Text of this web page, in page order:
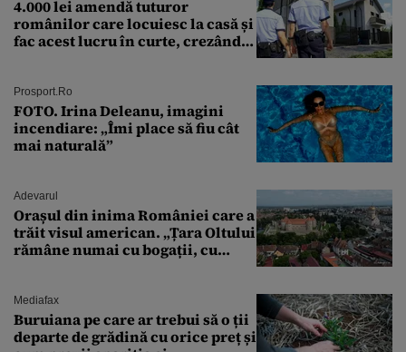
4.000 lei amendă tuturor
românilor care locuiesc la casă și
fac acest lucru în curte, crezând
Prosport.ro
FOTO. Irina Deleanu, imagini
incendiare: „Îmi place să fiu cât
mai naturală”
Adevarul
Orașul din inima României care a
trăit visul american. „Țara Oltului
rămâne numai cu bogații, cu
Mediafax
Buruiana pe care ar trebui să o ții
departe de grădină cu orice preț și